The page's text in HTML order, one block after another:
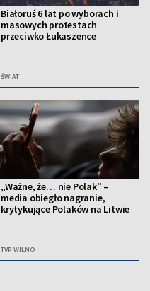
Białoruś 6 lat po wyborach i
masowych protestach
przeciwko Łukaszence
ŚWIAT
„Ważne, że… nie Polak” –
media obiegło nagranie,
krytykujące Polaków na Litwie
TVP WILNO